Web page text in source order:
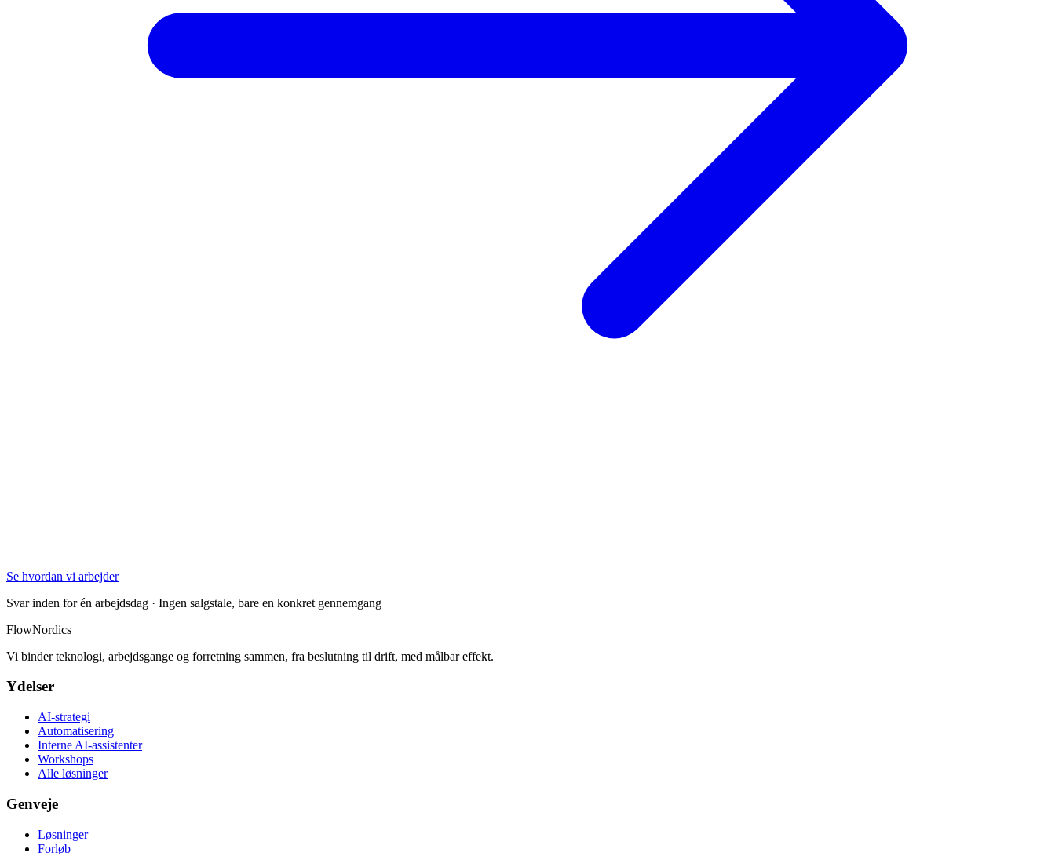
Se hvordan vi arbejder
Svar inden for én arbejdsdag · Ingen salgstale, bare en konkret gennemgang
FlowNordics
Vi binder teknologi, arbejdsgange og forretning sammen, fra beslutning til drift, med målbar effekt.
Ydelser
AI-strategi
Automatisering
Interne AI-assistenter
Workshops
Alle løsninger
Genveje
Løsninger
Forløb